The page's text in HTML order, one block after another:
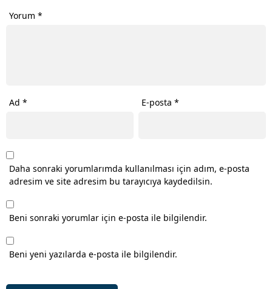
Yorum *
Ad * E-posta*
Daha sonraki yorumlarımda kullanılması için adım, e-posta
adresim ve site adresim bu tarayıcıya kaydedilsin.
Beni sonraki yorumlar için e-posta ile bilgilendir.
Beni yeni yazılarda e-posta ile bilgilendir.